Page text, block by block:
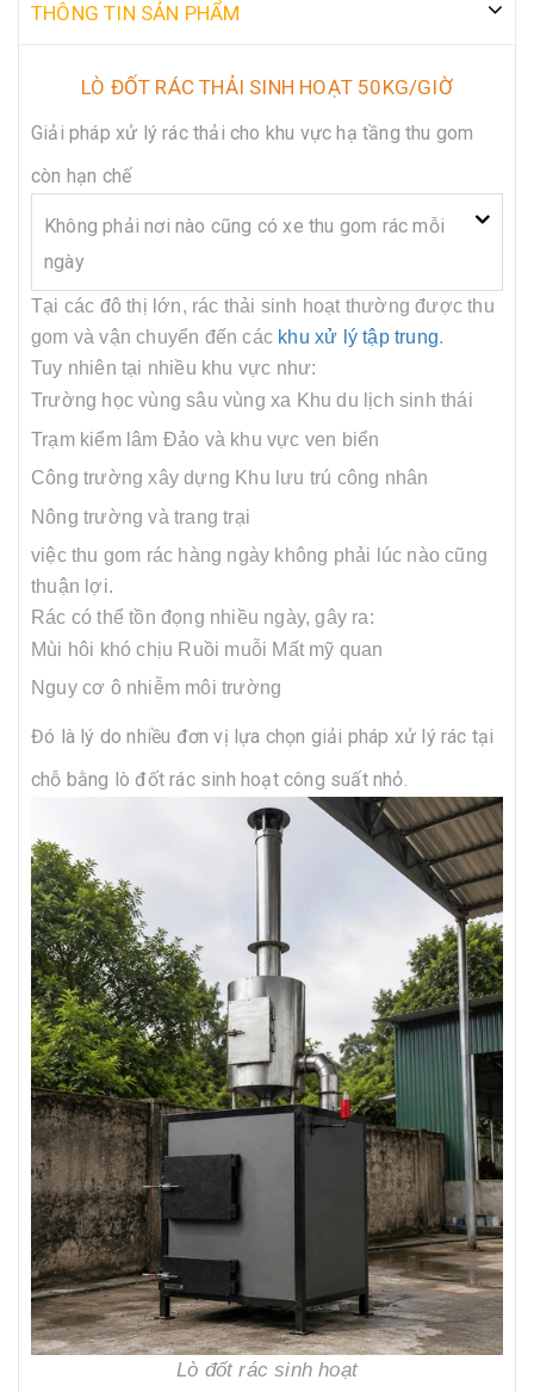
THÔNG TIN SẢN PHẨM
LÒ ĐỐT RÁC THẢI SINH HOẠT 50KG/GIỜ
Giải pháp xử lý rác thải cho khu vực hạ tầng thu gom
còn hạn chế
Không phải nơi nào cũng có xe thu gom rác mỗi
ngày
Tại các đô thị lớn, rác thải sinh hoạt thường được thu
gom và vận chuyển đến các khu xử lý tập trung.
Tuy nhiên tại nhiều khu vực như:
Trường học vùng sâu vùng xa Khu du lịch sinh thái
Trạm kiểm lâm Đảo và khu vực ven biển
Công trường xây dựng Khu lưu trú công nhân
Nông trường và trang trại
việc thu gom rác hàng ngày không phải lúc nào cũng
thuận lợi.
Rác có thể tồn đọng nhiều ngày, gây ra:
Mùi hôi khó chịu Ruồi muỗi Mất mỹ quan
Nguy cơ ô nhiễm môi trường
Đó là lý do nhiều đơn vị lựa chọn giải pháp xử lý rác tại
chỗ bằng lò đốt rác sinh hoạt công suất nhỏ.
Lò đốt rác sinh hoạt